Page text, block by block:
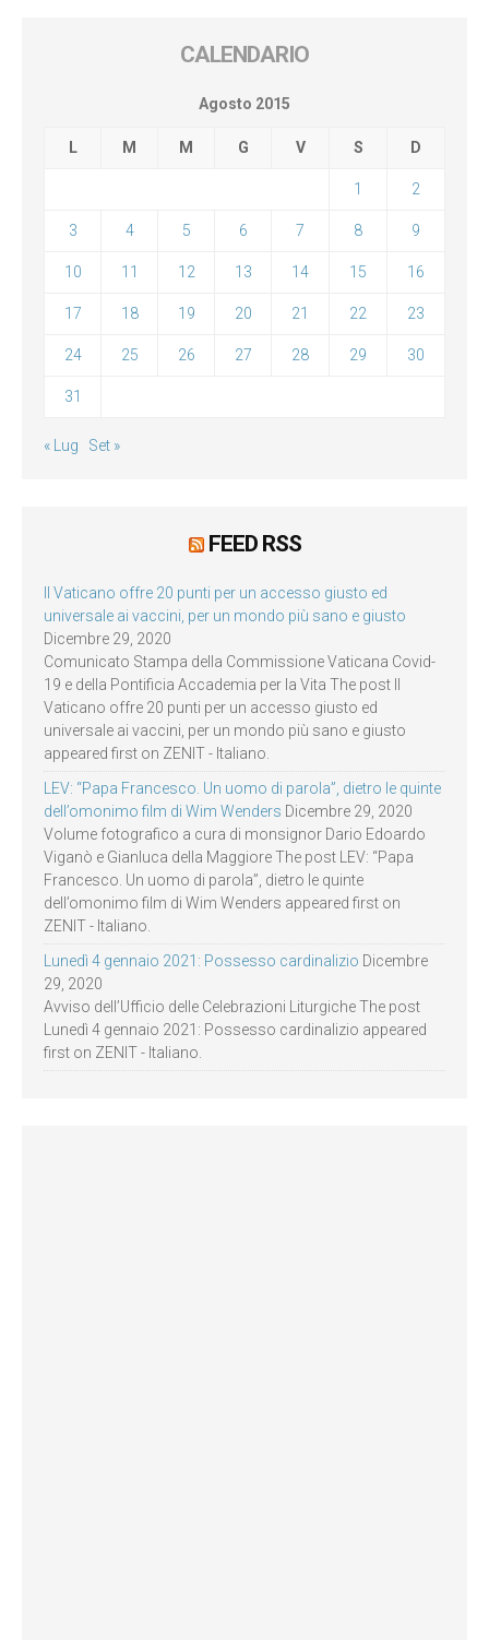
CALENDARIO
Agosto 2015
L M M G V S D
1 2
3 4 5 6 7 8 9
10 11 12 13 14 15 16
17 18 19 20 21 22 23
24 25 26 27 28 29 30
31
« Lug Set »
FEED RSS
Il Vaticano offre 20 punti per un accesso giusto ed
universale ai vaccini, per un mondo più sano e giusto
Dicembre 29, 2020
Comunicato Stampa della Commissione Vaticana Covid-
19 e della Pontificia Accademia per la Vita The post Il
Vaticano offre 20 punti per un accesso giusto ed
universale ai vaccini, per un mondo più sano e giusto
appeared first on ZENIT - Italiano.
LEV: “Papa Francesco. Un uomo di parola”, dietro le quinte
dell’omonimo film di Wim Wenders Dicembre 29, 2020
Volume fotografico a cura di monsignor Dario Edoardo
Viganò e Gianluca della Maggiore The post LEV: “Papa
Francesco. Un uomo di parola”, dietro le quinte
dell’omonimo film di Wim Wenders appeared first on
ZENIT - Italiano.
Lunedì 4 gennaio 2021: Possesso cardinalizio Dicembre
29, 2020
Avviso dell’Ufficio delle Celebrazioni Liturgiche The post
Lunedì 4 gennaio 2021: Possesso cardinalizio appeared
first on ZENIT - Italiano.